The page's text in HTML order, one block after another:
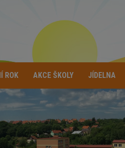
ROK AKCE ŠKOLY JÍDELNA